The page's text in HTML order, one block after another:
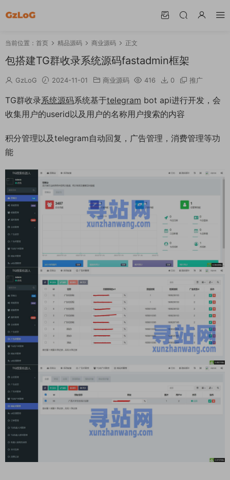
当前位置： 首页 精品源码 商业源码 正文
包搭建TG群收录系统源码fastadmin框架
GzLoG 2024-11-01 商业源码 416 0 推广
TG群收录系统源码系统基于telegram bot api进行开发，会
收集用户的userid以及用户的名称用户搜索的内容
积分管理以及telegram自动回复，广告管理，消费管理等功
能